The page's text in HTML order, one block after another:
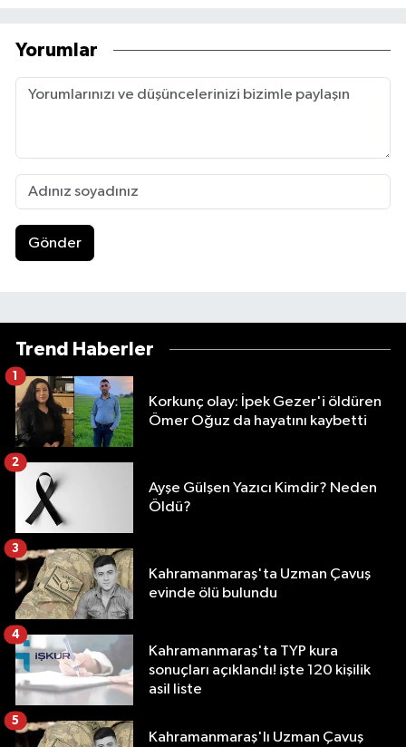
Yorumlar
Gönder
Trend Haberler
Korkunç olay: İpek Gezer'i öldüren
Ömer Oğuz da hayatını kaybetti
1
Ayşe Gülşen Yazıcı Kimdir? Neden
Öldü?
2
Kahramanmaraş'ta Uzman Çavuş
evinde ölü bulundu
3
Kahramanmaraş'ta TYP kura
sonuçları açıklandı! işte 120 kişilik
asil liste
4
Kahramanmaraş'lı Uzman Çavuş
5